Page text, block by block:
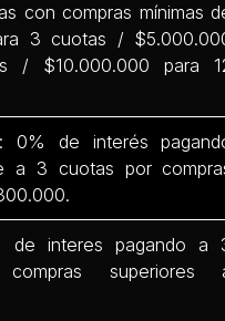
con compras mínimas
3 cuotas /
/ $10.000.000 para
0% de interés
a 3 cuotas por
de interes pagando a
superiores